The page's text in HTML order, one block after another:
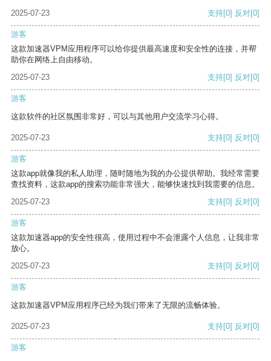
2025-07-23 支持[0] 反对[0]
游客
这款加速器VPM应用程序可以给你提供最高速度和安全性的连接，并帮
助你在网络上自由移动。
2025-07-23
支持[0] 反对[0]
游客
这款软件的社区氛围非常好，可以与其他用户交流学习心得。
2025-07-23 支持[0] 反对[0]
游客
这款app就像我的私人助理，随时随地为我的办公提供帮助。我经常需要
查找资料，这款app的搜索功能非常强大，能够快速找到我需要的信息。
2025-07-23
支持[0] 反对[0]
游客
这款加速器app的安全性很高，使用过程中不会泄露个人信息，让我非常
放心。
2025-07-23
支持[0] 反对[0]
游客
这款加速器VPM应用程序已经为我们带来了无限的流畅体验。
2025-07-23 支持[0] 反对[0]
游客